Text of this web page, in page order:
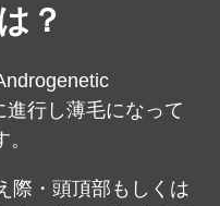
？
行し薄毛になって
際・頭頂部もしくは